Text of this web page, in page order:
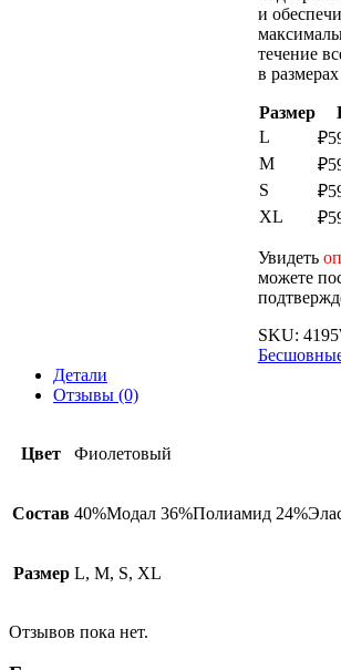
и
течение
в
Размер
L
₽
M ₽
S ₽
XL ₽
Увидеть
можете
SKU:
Детали
Отзывы (0)
Цвет Фиолетовый
Состав 40%Модал 36%Полиамид
Размер L, M, S, XL
Отзывов пока нет.